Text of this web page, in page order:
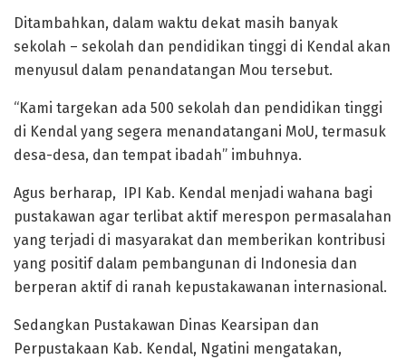
Ditambahkan, dalam waktu dekat masih banyak
sekolah – sekolah dan pendidikan tinggi di Kendal akan
menyusul dalam penandatangan Mou tersebut.
“Kami targekan ada 500 sekolah dan pendidikan tinggi
di Kendal yang segera menandatangani MoU, termasuk
desa-desa, dan tempat ibadah” imbuhnya.
Agus berharap, IPI Kab. Kendal menjadi wahana bagi
pustakawan agar terlibat aktif merespon permasalahan
yang terjadi di masyarakat dan memberikan kontribusi
yang positif dalam pembangunan di Indonesia dan
berperan aktif di ranah kepustakawanan internasional.
Sedangkan Pustakawan Dinas Kearsipan dan
Perpustakaan Kab. Kendal, Ngatini mengatakan,